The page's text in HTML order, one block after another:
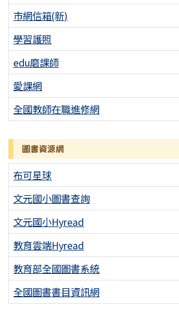
市網信箱(新)
學習護照
edu磨課師
愛課網
全國教師在職進修網
圖書資源網
布可星球
文元國小圖書查詢
文元國小Hyread
教育雲端Hyread
教育部全國圖書系統
全國圖書書目資訊網